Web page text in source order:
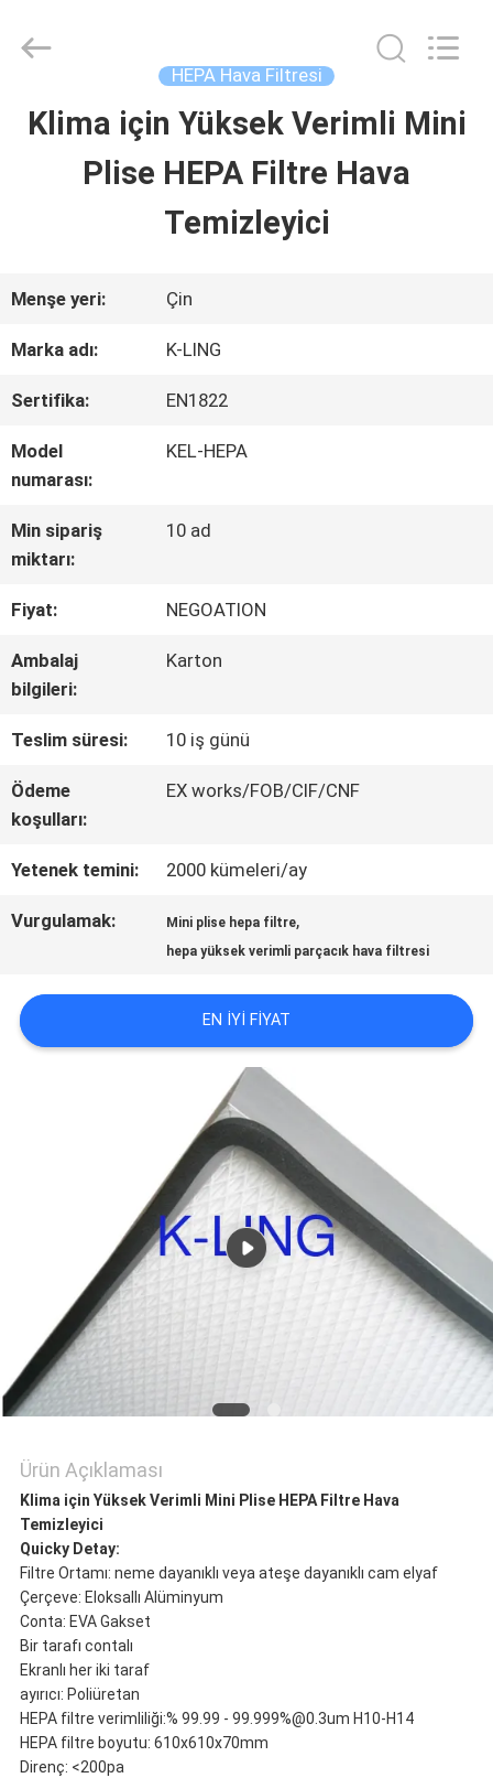
EVDE
BIZIM
HAKKIMIZDA
TURU
KALITE
KONTROLÜ
BIZIMLE
İLETIŞIM
HABERLER
HARITASI
Purification
HEPA Hava Filtresi
Klima için Yüksek Verimli Mini
Plise HEPA Filtre Hava
Temizleyici
Menşe yeri: Çin
Marka adı: K-LING
Sertifika: EN1822
Model
numarası:
KEL-HEPA
Min sipariş
miktarı:
10 ad
Fiyat: NEGOATION
Ambalaj
bilgileri:
Karton
Teslim süresi: 10 iş günü
Ödeme
koşulları:
EX works/FOB/CIF/CNF
Yetenek temini: 2000 kümeleri/ay
Vurgulamak: Mini plise hepa filtre,
hepa yüksek verimli parçacık hava filtresi
EN IYI FIYAT
Ürün Açıklaması
Klima için Yüksek Verimli Mini Plise HEPA Filtre Hava
Temizleyici
Quicky Detay:
Filtre Ortamı: neme dayanıklı veya ateşe dayanıklı cam elyaf
Çerçeve: Eloksallı Alüminyum
Conta: EVA Gakset
Bir tarafı contalı
Ekranlı her iki taraf
ayırıcı: Poliüretan
HEPA filtre verimliliği:% 99.99 - 99.999%@0.3um H10-H14
HEPA filtre boyutu: 610x610x70mm
Direnç: <200pa